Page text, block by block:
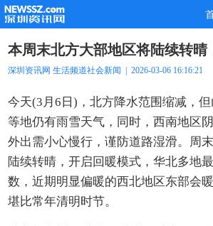
本周末北方大部地区将陆续转晴
深圳资讯网 生活频道社会新闻 | 2026-03-06 16:16:21
今天(3月6日)，北方降水范围缩减，
等地仍有雨雪天气，同时，西南地区
外出需小心慢行，谨防道路湿滑。周
陆续转晴，开启回暖模式，华北多地
数，近期明显偏暖的西北地区东部会
堪比常年清明时节。